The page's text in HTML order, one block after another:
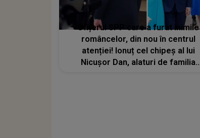
Ofițerul SPP care a furat inimile
româncelor, din nou în centrul
atenției! Ionuț cel chipeș al lui
Nicușor Dan, alaturi de familia